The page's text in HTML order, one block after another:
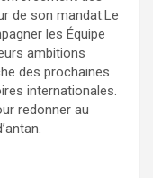
de son mandat.Le
les Équipe
ambitions
des prochaines
internationales.
redonner au